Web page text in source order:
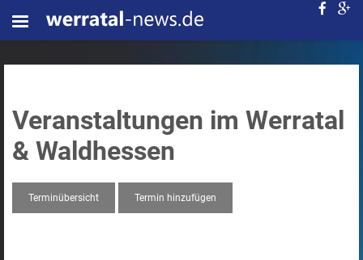
Veranstaltungen im Werratal
& Waldhessen
Terminübersicht Termin hinzufügen